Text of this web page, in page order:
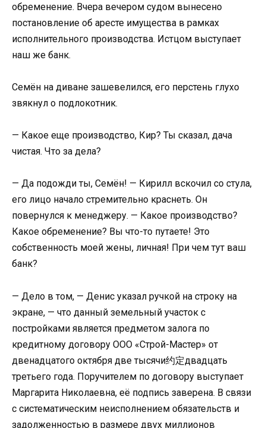
обременение. Вчера вечером судом вынесено
постановление об аресте имущества в рамках
исполнительного производства. Истцом выступает
наш же банк.
Семён на диване зашевелился, его перстень глухо
звякнул о подлокотник.
— Какое еще производство, Кир? Ты сказал, дача
чистая. Что за дела?
— Да подожди ты, Семён! — Кирилл вскочил со стула,
его лицо начало стремительно краснеть. Он
повернулся к менеджеру. — Какое производство?
Какое обременение? Вы что-то путаете! Это
собственность моей жены, личная! При чем тут ваш
банк?
— Дело в том, — Денис указал ручкой на строку на
экране, — что данный земельный участок с
постройками является предметом залога по
кредитному договору ООО «Строй-Мастер» от
двенадцатого октября две тысячи约定двадцать
третьего года. Поручителем по договору выступает
Маргарита Николаевна, её подпись заверена. В связи
с систематическим неисполнением обязательств и
задолженностью в размере двух миллионов